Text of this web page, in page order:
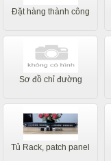
Đặt hàng thành công
Sơ đồ chỉ đường
Tủ Rack, patch panel